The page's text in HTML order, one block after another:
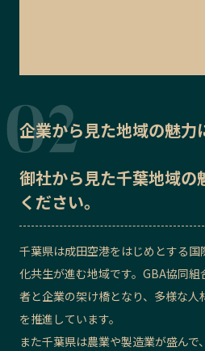
企業から見た地域の魅力
御社から見た千葉地域の
ください。
千葉県は成田空港をはじめとする
化共生が進む地域です。GBA協同
者と企業の架け橋となり、多様な人
を推進しています。
また千葉県は農業や製造業が盛ん